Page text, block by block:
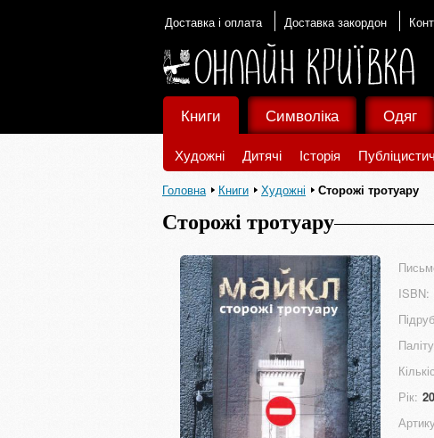
Доставка і оплата Доставка закордон
Книги
Художні Дитячі Історія
Символіка Одяг
Головна Книги Художні Сторожі тротуару
Сторожі тротуару
ISBN:
Рік: